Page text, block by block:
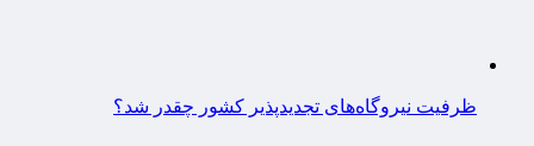
ظرفیت نیروگاه‌های تجدیدپذیر کشور چقدر شد؟